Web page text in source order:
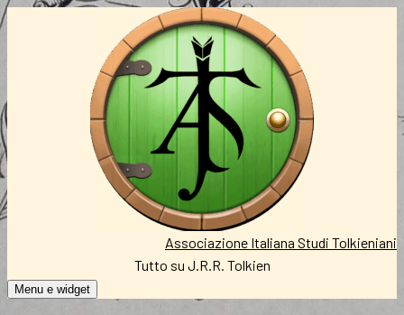
Associazione Italiana Studi Tolkieniani
Tutto su J.R.R. Tolkien
Menu e widget